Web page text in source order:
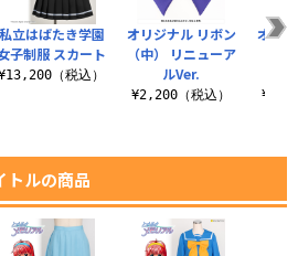
私立はばたき学園
子制服 スカート
（税込）
オリジナル リボン
（中） リニューア
ルVer.
¥2,200（税込）
オリ
トルの商品